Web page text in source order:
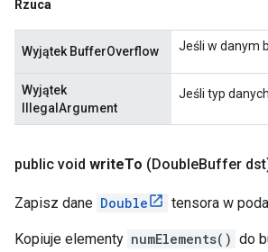
Rzuca
Wyjątek BufferOverflow Jeśli w danym
Wyjątek
IllegalArgument
Jeśli typ
public void writeTo (DoubleBuffer
Zapisz dane Double tensora w
Kopiuje elementy numElements() do